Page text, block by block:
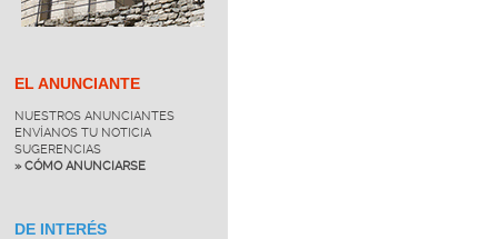
EL ANUNCIANTE
NUESTROS ANUNCIANTES
ENVÍANOS TU NOTICIA
SUGERENCIAS
» CÓMO ANUNCIARSE
DE INTERÉS